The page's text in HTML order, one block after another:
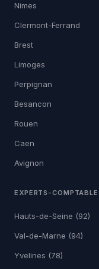
Nimes
Clermont-Ferrand
Brest
Limoges
Perpignan
Besancon
Rouen
Caen
Avignon
EXPERTS-
Hauts-de-Seine (92)
Val-de-Marne (94)
Yvelines (78)